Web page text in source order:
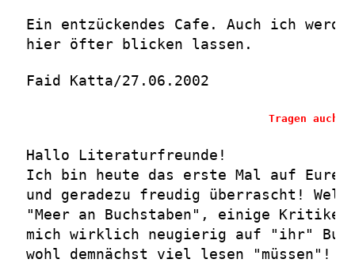
Ein entzückendes Cafe. Auch ich werde
hier öfter blicken lassen.
Faid Katta/27.06.2002
Tragen auch
Hallo Literaturfreunde!
Ich bin heute das erste Mal auf Eurer
und geradezu freudig überrascht!
"Meer an Buchstaben", einige Kritiken
mich wirklich neugierig auf "ihr"
wohl demnächst viel lesen "müssen"!